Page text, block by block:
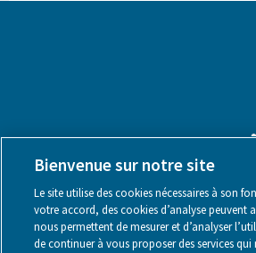
Bienvenue sur notre site
Le site utilise des cookies nécessaires à son
votre accord, des cookies d’analyse peuvent
nous permettent de mesurer et d’analyser
de continuer à vous proposer des services